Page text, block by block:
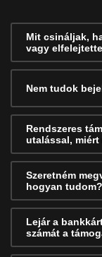
Mit csináljak,
vagy
Nem tudok
Rendszeres
utalással,
Szeretném
hogyan tudom?
Lejár a
számát a